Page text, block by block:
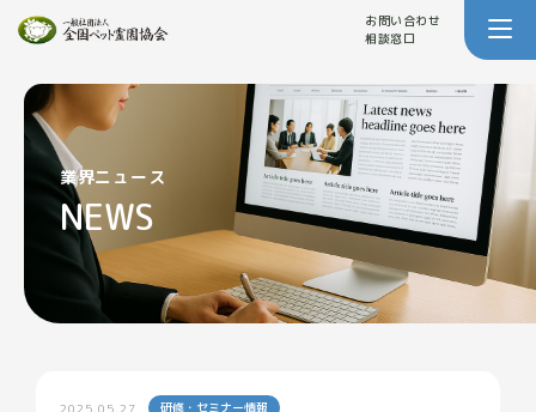
お問い合わせ
相談窓口
業界ニュース
NEWS
2025.05.27 研修・セミナー情報